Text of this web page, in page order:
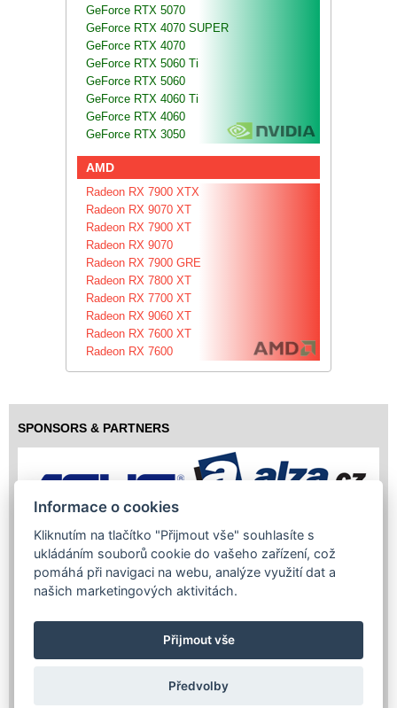
GeForce RTX 5070
GeForce RTX 4070 SUPER
GeForce RTX 4070
GeForce RTX 5060 Ti
GeForce RTX 5060
GeForce RTX 4060 Ti
GeForce RTX 4060
GeForce RTX 3050
AMD
Radeon RX 7900 XTX
Radeon RX 9070 XT
Radeon RX 7900 XT
Radeon RX 9070
Radeon RX 7900 GRE
Radeon RX 7800 XT
Radeon RX 7700 XT
Radeon RX 9060 XT
Radeon RX 7600 XT
Radeon RX 7600
SPONSORS & PARTNERS
Copyright (c) 2026 InfoTrade Powered by ASP.NET & MS SQL
Informace o cookies
Kliknutím na tlačítko "Přijmout vše" souhlasíte s
ukládáním souborů cookie do vašeho zařízení, což
pomáhá při navigaci na webu, analýze využití dat a
našich marketingových aktivitách.
Přijmout vše
Předvolby